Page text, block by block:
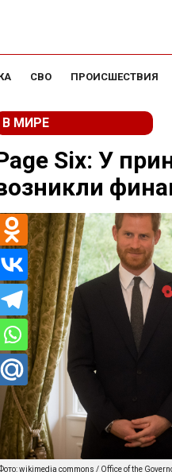
СВО ПРОИСШЕСТВИЯ
В МИРЕ
Six: У
wikimedia commons / Office of the